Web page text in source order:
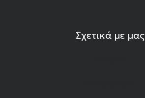
Σχετικά με μας